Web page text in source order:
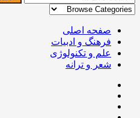
صفحه اصلی
فرهنگ و ادبیات
علم و تکنولوژی
شعر و ترانه